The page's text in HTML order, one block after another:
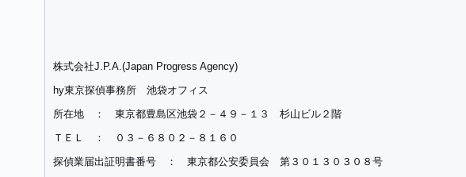
株式会社J.P.A.(Japan Progress Agency)
hy東京探偵事務所 池袋オフィス
所在地 ： 東京都豊島区池袋２－４９－１３ 杉山ビル２階
ＴＥＬ ： ０３－６８０２－８１６０
探偵業届出証明書番号 ： 東京都公安委員会 第３０１３０３０８号